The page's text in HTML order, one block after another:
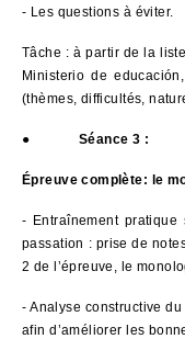
- Les questions à éviter.
Tâche : à partir de la
Ministerio de
(thèmes, difficultés,
● Séance 3 :
Épreuve complète: le
- Entraînement
passation : prise de
2 de l’épreuve, le
- Analyse constructive
afin d’améliorer les